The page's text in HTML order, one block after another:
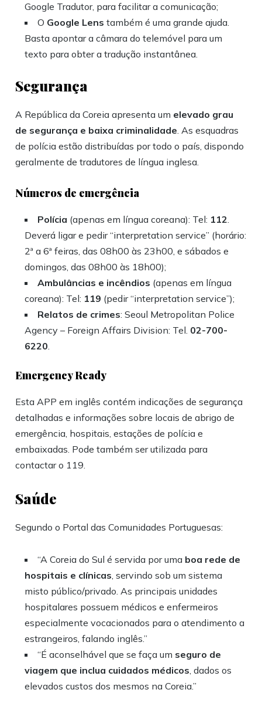
Google Tradutor, para facilitar a comunicação;
O Google Lenstambém é uma grande ajuda.
Basta apontar a câmara do telemóvel para um
texto para obter a tradução instantânea.
Segurança
A República da Coreia apresenta um elevado grau
de segurança e baixa criminalidade. As esquadras
de polícia estão distribuídas por todo o país, dispondo
geralmente de tradutores de língua inglesa.
Números de emergência
Polícia (apenas em língua coreana): Tel: 112.
Deverá ligar e pedir “interpretation service” (horário:
2ª a 6ª feiras, das 08h00 às 23h00, e sábados e
domingos, das 08h00 às 18h00);
Ambulâncias e incêndios (apenas em língua
coreana): Tel: 119 (pedir “interpretation service”);
Relatos de crimes: Seoul Metropolitan Police
Agency – Foreign Affairs Division: Tel. 02-700-
6220.
Emergency Ready
Esta APP em inglês contém indicações de segurança
detalhadas e informações sobre locais de abrigo de
emergência, hospitais, estações de polícia e
embaixadas. Pode também ser utilizada para
contactar o 119.
Saúde
Segundo o Portal das Comunidades Portuguesas:
“A Coreia do Sul é servida por uma boa rede de
hospitais e clínicas, servindo sob um sistema
misto público/privado. As principais unidades
hospitalares possuem médicos e enfermeiros
especialmente vocacionados para o atendimento a
estrangeiros, falando inglês.”
“É aconselhável que se faça um seguro de
viagem que inclua cuidados médicos, dados os
elevados custos dos mesmos na Coreia.”